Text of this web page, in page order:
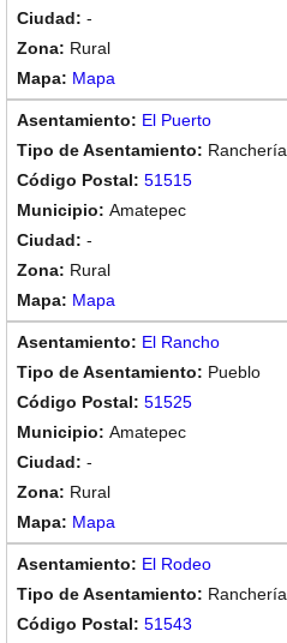
-
Rural
Mapa
El Puerto
Ranchería
51515
Amatepec
-
Rural
Mapa
El Rancho
Pueblo
51525
Amatepec
-
Rural
Mapa
El Rodeo
Ranchería
51543